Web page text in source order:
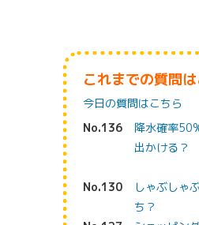
これまでの質問
今日の質問はこちら
No.136
降水確率
出かける？
No.130
しゃぶしゃ
ち？